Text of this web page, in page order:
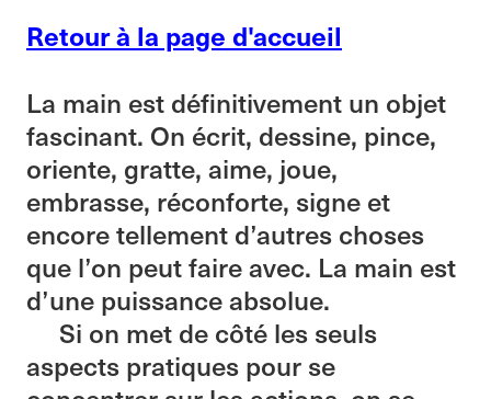
Retour à la page d'accueil
La main est définitivement un objet
fascinant. On écrit, dessine, pince,
oriente, gratte, aime, joue,
embrasse, réconforte, signe et
encore tellement d’autres choses
que l’on peut faire avec. La main est
d’une puissance absolue.
Si on met de côté les seuls
aspects pratiques pour se